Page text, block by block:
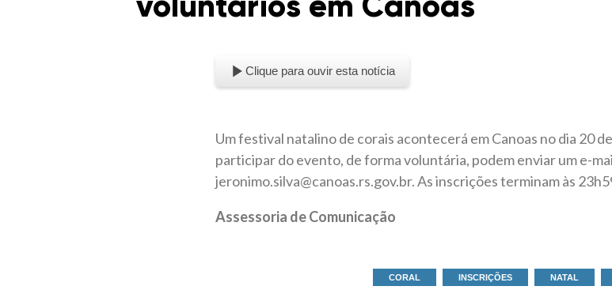
Clique para ouvir esta notícia
Um festival natalino de corais acontecerá em Canoas no dia 20
participar do evento, de forma voluntária, podem enviar um e-
jeronimo.silva@canoas.rs.gov.br. As inscrições terminam às
Assessoria de Comunicação
CORAL INSCRIÇÕES NATAL